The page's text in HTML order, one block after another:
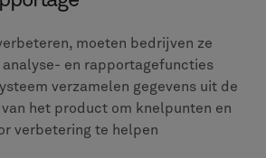
met ERP-systemen, zoals
goed ondersteund door
van ENOVIA is de
het 3DEXPERIENCE-platform van